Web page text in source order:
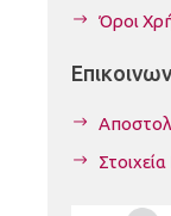
Όροι